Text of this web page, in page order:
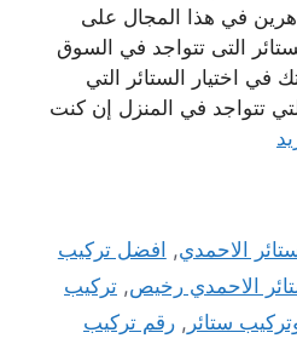
في هذا المجال على
التى تتواجد في السوق
في اختيار الستائر التي
تتواجد في المنزل إن كنت
الاحمدي, افضل تركيب
الاحمدي رخيص, تركيب
ستائر , رقم تركيب